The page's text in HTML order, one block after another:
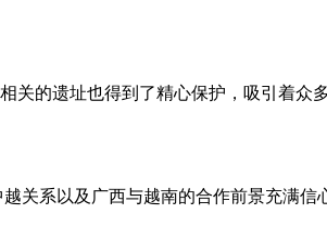
的遗址也得到了精心保护，吸引着众
关系以及广西与越南的合作前景充满信